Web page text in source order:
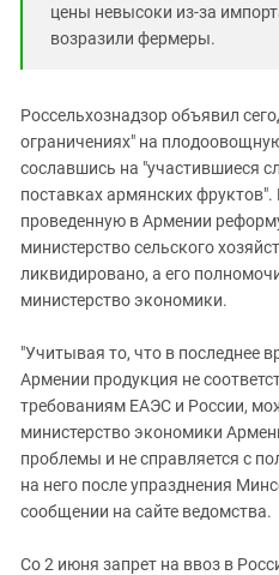
цены невысоки из-за
возразили фермеры.
Россельхознадзор объявил
ограничениях" на
сославшись на "участившиеся
поставках армянских
проведенную в Армении
министерство сельского
ликвидировано, а его
министерство экономики.
"Учитывая то, что в последнее
Армении продукция не
требованиям ЕАЭС и России,
министерство экономики
проблемы и не справляется с
на него после упразднения
сообщении на сайте ведомства.
Со 2 июня запрет на ввоз в